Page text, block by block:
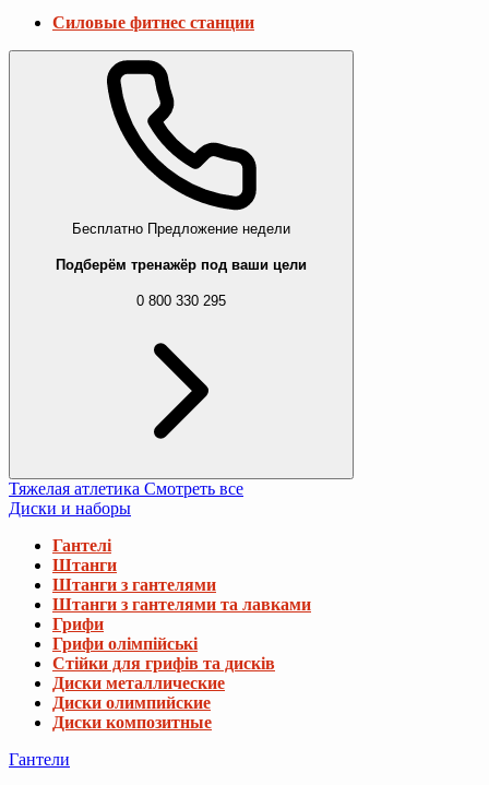
Силовые фитнес станции
Бесплатно Предложение недели
Подберём тренажёр под ваши цели
0 800 330 295
Тяжелая атлетика Смотреть все
Диски и наборы
Гантелі
Штанги
Штанги з гантелями
Штанги з гантелями та лавками
Грифи
Грифи олімпійські
Стійки для грифів та дисків
Диски металлические
Диски олимпийские
Диски композитные
Гантели